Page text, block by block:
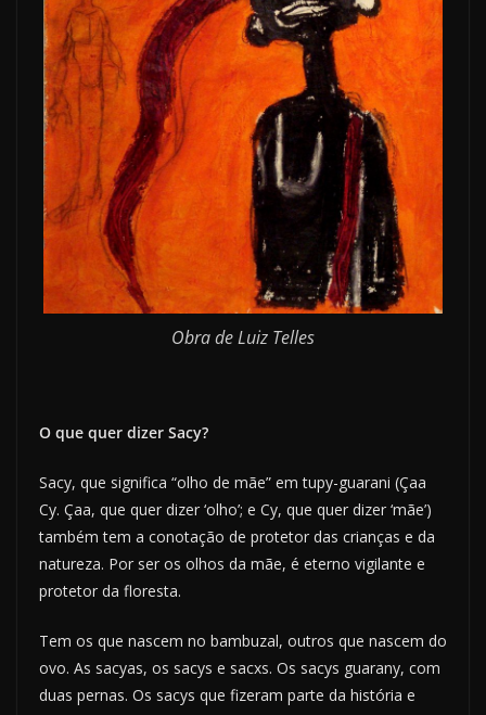
Obra de Luiz Telles
O que quer dizer Sacy?
Sacy, que significa “olho de mãe” em tupy-guarani (Çaa
Cy. Çaa, que quer dizer ‘olho’; e Cy, que quer dizer ‘mãe’)
também tem a conotação de protetor das crianças e da
natureza. Por ser os olhos da mãe, é eterno vigilante e
protetor da floresta.
Tem os que nascem no bambuzal, outros que nascem do
ovo. As sacyas, os sacys e sacxs. Os sacys guarany, com
duas pernas. Os sacys que fizeram parte da história e